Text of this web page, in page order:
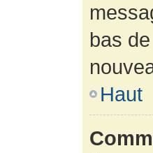
bas
Haut